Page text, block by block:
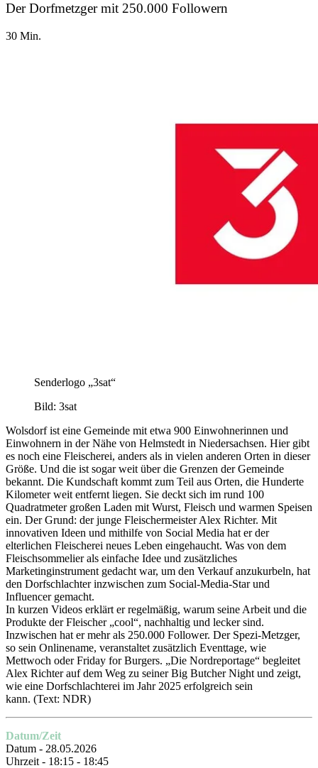
Der Dorfmetzger mit 250.000 Followern
30 Min.
Senderlogo „3sat“
Bild: 3sat
Wolsdorf ist eine Gemeinde mit etwa 900 Einwohnerinnen und
Einwohnern in der Nähe von Helmstedt in Niedersachsen. Hier gibt
es noch eine Fleischerei, anders als in vielen anderen Orten in dieser
Größe. Und die ist sogar weit über die Grenzen der Gemeinde
bekannt. Die Kundschaft kommt zum Teil aus Orten, die Hunderte
Kilometer weit entfernt liegen. Sie deckt sich im rund 100
Quadratmeter großen Laden mit Wurst, Fleisch und warmen Speisen
ein. Der Grund: der junge Fleischermeister Alex Richter. Mit
innovativen Ideen und mithilfe von Social Media hat er der
elterlichen Fleischerei neues Leben eingehaucht. Was von dem
Fleischsommelier als einfache Idee und zusätzliches
Marketinginstrument gedacht war, um den Verkauf anzukurbeln, hat
den Dorfschlachter inzwischen zum Social-Media-Star und
Influencer gemacht.
In kurzen Videos erklärt er regelmäßig, warum seine Arbeit und die
Produkte der Fleischer „cool“, nachhaltig und lecker sind.
Inzwischen hat er mehr als 250.000 Follower. Der Spezi-Metzger,
so sein Onlinename, veranstaltet zusätzlich Eventtage, wie
Mettwoch oder Friday for Burgers. „Die Nordreportage“ begleitet
Alex Richter auf dem Weg zu seiner Big Butcher Night und zeigt,
wie eine Dorfschlachterei im Jahr 2025 erfolgreich sein
kann. (Text: NDR)
Datum/Zeit
Datum - 28.05.2026
Uhrzeit - 18:15 - 18:45